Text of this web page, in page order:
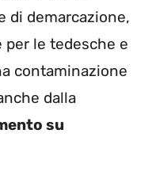
di demarcazione,
per le tedesche e
contaminazione
dalla
su